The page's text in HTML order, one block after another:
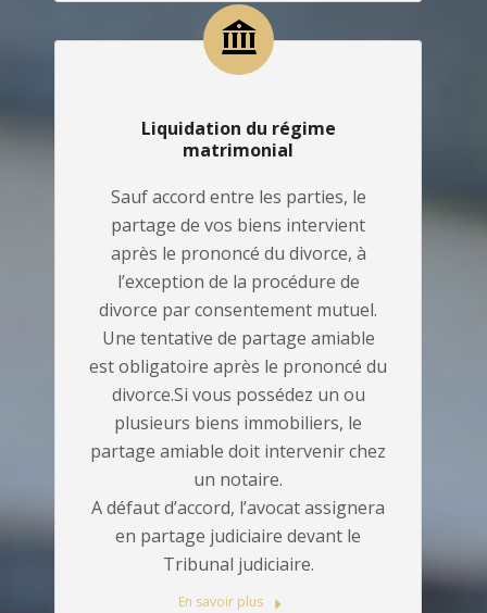
Liquidation du régime
matrimonial
Sauf accord entre les parties, le
partage de vos biens intervient
après le prononcé du divorce, à
l’exception de la procédure de
divorce par consentement mutuel.
Une tentative de partage amiable
est obligatoire après le prononcé du
divorce.Si vous possédez un ou
plusieurs biens immobiliers, le
partage amiable doit intervenir chez
un notaire.
A défaut d’accord, l’avocat assignera
en partage judiciaire devant le
Tribunal judiciaire.
En savoir plus